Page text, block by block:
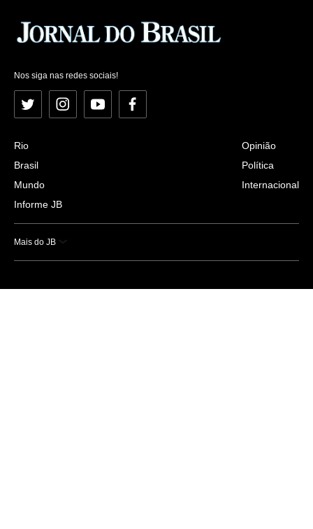
Nos siga nas redes sociais!
Twitter InstagramYouTubeFacebook
Rio
Brasil
Mundo
Informe JB
Opinião
Política
Internacional
Mais do JB
Esportes